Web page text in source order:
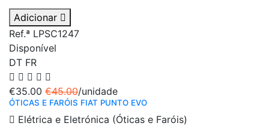
Adicionar
Ref.ª LPSC1247
Disponível
DT FR
€35.00 €45.00/unidade
ÓTICAS E FARÓIS FIAT PUNTO EVO
Elétrica e Eletrónica (Óticas e Faróis)